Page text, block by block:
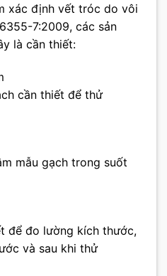
xác định vết tróc do vôi
7:2009, các sản
là cần thiết:
cần thiết để thử
mẫu gạch trong suốt
để đo lường kích thước,
và sau khi thử